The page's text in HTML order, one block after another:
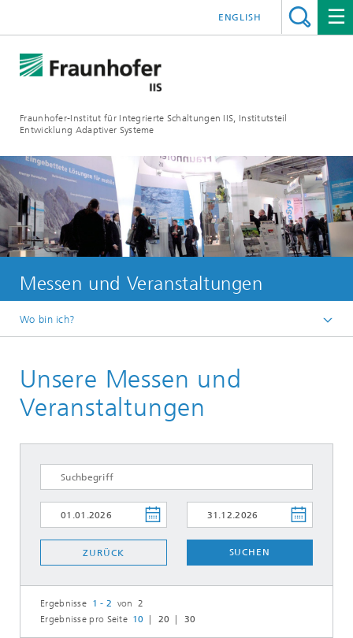
Fraunhofer-Institut für Integrierte Schaltungen IIS, Institutsteil
Entwicklung Adaptiver Systeme
ENGLISH
Messen und Veranstaltungen
Wo bin ich?
Unsere Messen und
Veranstaltungen
ZURÜCK SUCHEN
Ergebnisse 1 - 2 von 2
Ergebnisse pro Seite 10 20 30